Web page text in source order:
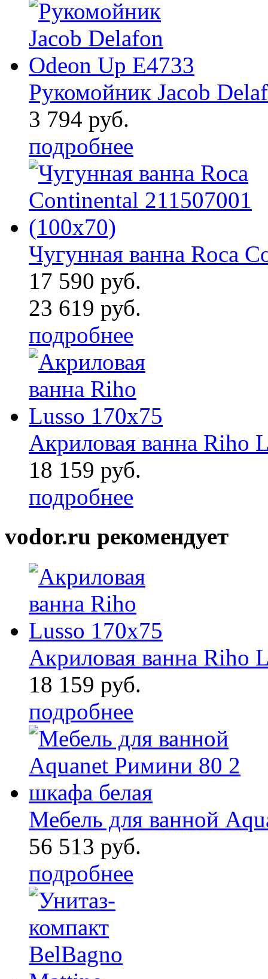
Рукомойник Jacob
3 794 руб.
подробнее
Чугунная ванна Roca
17 590 руб.
23 619 руб.
подробнее
Акриловая ванна Riho
18 159 руб.
подробнее
vodor.ru рекомендует
Акриловая ванна Riho
18 159 руб.
подробнее
Мебель для ванной
56 513 руб.
подробнее